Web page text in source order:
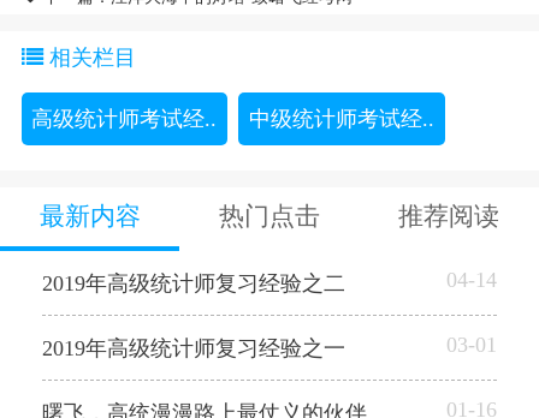
相关栏目
高级统计师考试经.. 中级统计师考试经..
最新内容 热门点击 推荐阅读
2019年高级统计师复习经验之二 04-14
2019年高级统计师复习经验之一 03-01
曙飞，高统漫漫路上最仗义的伙伴 01-16